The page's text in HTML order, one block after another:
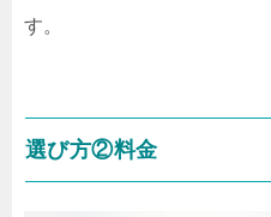
す。
選び方②料金